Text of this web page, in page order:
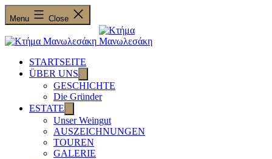
Menu Close
STARTSEITE
ÜBER UNS
menu
GESCHICHTE
Die Gründer
ESTATE
menu
Unser Weingut
AUSZEICHNUNGEN
TOUREN
GALERIE